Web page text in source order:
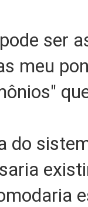
ser
meu
do